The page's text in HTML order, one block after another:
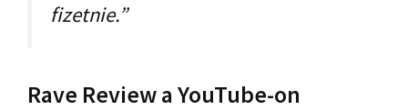
fizetnie.”
Rave Review a YouTube-on